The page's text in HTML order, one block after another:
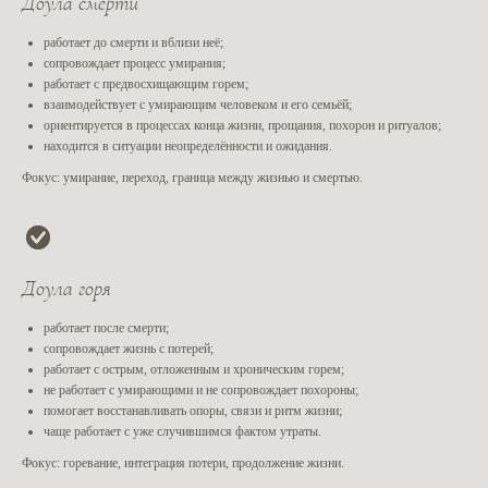
работает до смерти и вблизи неё;
сопровождает процесс умирания;
работает с предвосхищающим горем;
взаимодействует с умирающим человеком и его семьёй;
ориентируется в процессах конца жизни, прощания, похорон и ритуалов;
находится в ситуации неопределённости и ожидания.
Фокус: умирание, переход, граница между жизнью и смертью.
Доула горя
работает после смерти;
сопровождает жизнь с потерей;
работает с острым, отложенным и хроническим горем;
не работает с умирающими и не сопровождает похороны;
помогает восстанавливать опоры, связи и ритм жизни;
чаще работает с уже случившимся фактом утраты.
Фокус: горевание, интеграция потери, продолжение жизни.
Слова тех, кто
уже учился
Ксана Маслова
Курс "Доула Смерти"